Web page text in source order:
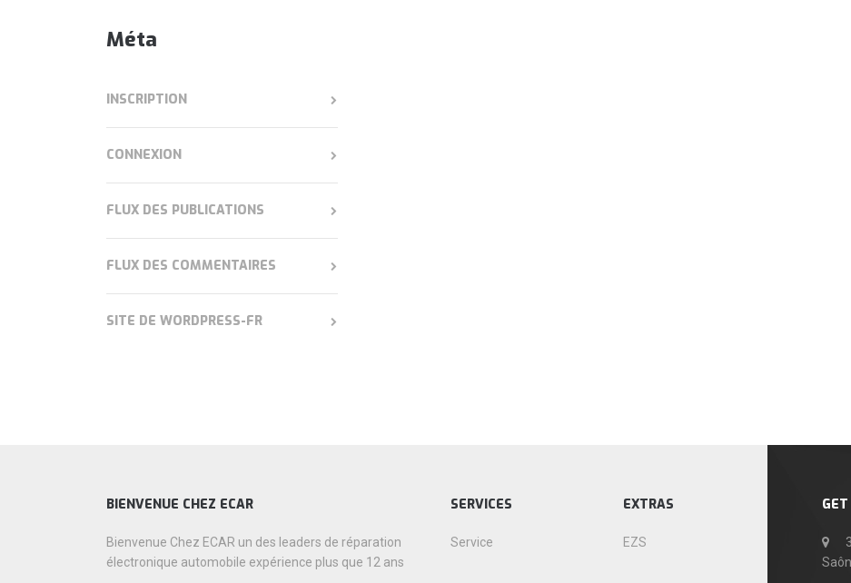
Méta
INSCRIPTION
CONNEXION
FLUX DES PUBLICATIONS
FLUX DES COMMENTAIRES
SITE DE WORDPRESS-FR
BIENVENUE CHEZ ECAR
Bienvenue Chez ECAR un des leaders de réparation
électronique automobile expérience plus que 12 ans
SERVICES
Service
EXTRAS
EZS